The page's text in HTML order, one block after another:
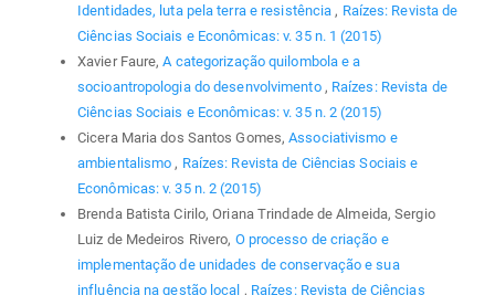
Identidades, luta pela terra e resistência , Raízes: Revista de
Ciências Sociais e Econômicas: v. 35 n. 1 (2015)
Xavier Faure,A categorização quilombola e a
socioantropologia do desenvolvimento , Raízes: Revista de
Ciências Sociais e Econômicas: v. 35 n. 2 (2015)
Cicera Maria dos Santos Gomes,Associativismo e
ambientalismo , Raízes: Revista de Ciências Sociais e
Econômicas: v. 35 n. 2 (2015)
Brenda Batista Cirilo, Oriana Trindade de Almeida, Sergio
Luiz de Medeiros Rivero, O processo de criação e
implementação de unidades de conservação e sua
influência na gestão local , Raízes: Revista de Ciências